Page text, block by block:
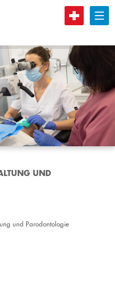
B
UND
und Parodontologie